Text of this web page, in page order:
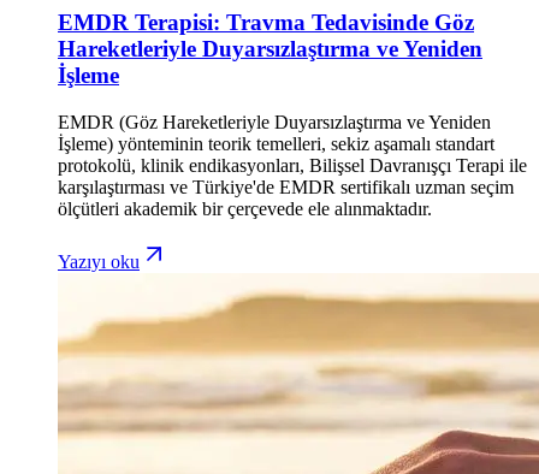
EMDR Terapisi: Travma Tedavisinde Göz
Hareketleriyle Duyarsızlaştırma ve Yeniden
İşleme
EMDR (Göz Hareketleriyle Duyarsızlaştırma ve Yeniden
İşleme) yönteminin teorik temelleri, sekiz aşamalı standart
protokolü, klinik endikasyonları, Bilişsel Davranışçı Terapi ile
karşılaştırması ve Türkiye'de EMDR sertifikalı uzman seçim
ölçütleri akademik bir çerçevede ele alınmaktadır.
Yazıyı oku